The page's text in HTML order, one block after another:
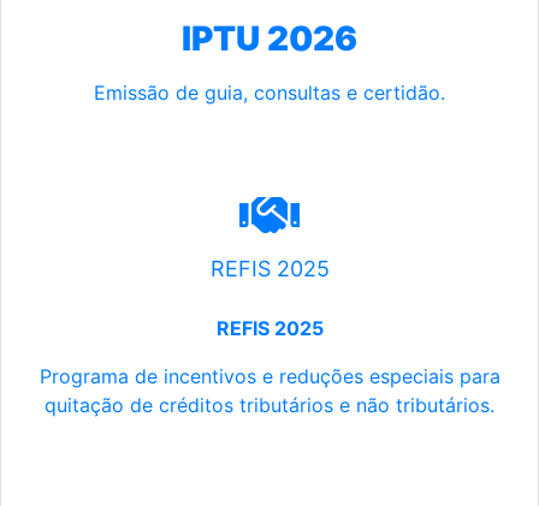
IPTU 2026
Emissão de guia, consultas e certidão.
REFIS 2025
REFIS 2025
Programa de incentivos e reduções especiais para
quitação de créditos tributários e não tributários.